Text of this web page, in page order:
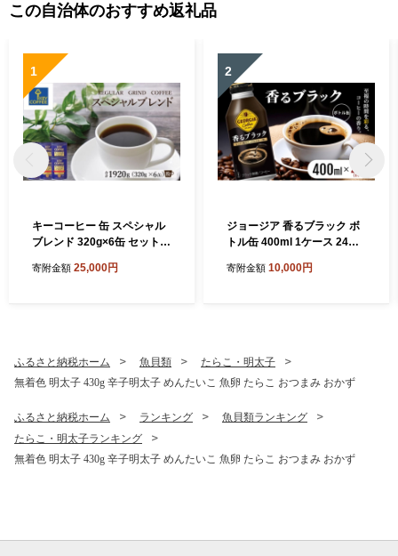
この自治体のおすすめ返礼品
1
キーコーヒー 缶 スペシャル
ブレンド 320g×6缶 セット
おまとめ 珈琲 コーヒー
寄附金額 25,000円
2
ジョージア 香るブラック ボ
トル缶 400ml 1ケース 24本
ー 珈琲 飲料
寄附金額 10,000円
ふるさと納税ホーム 魚貝類
たらこ・明太子
無着色 明太子 430g 辛子明太子 めんたいこ 魚卵 たらこ おつまみ おかず
ふるさと納税ホーム ランキング
魚貝類ランキング
たらこ・明太子ランキング
無着色 明太子 430g 辛子明太子 めんたいこ 魚卵 たらこ おつまみ おかず